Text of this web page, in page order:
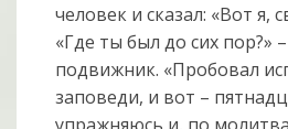
человек и сказал: «Вот я,
«Где ты был до сих пор?»
подвижник. «Пробовал
заповеди, и вот –